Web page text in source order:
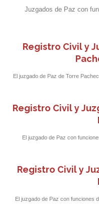
Juzgados de Paz con
Registro Civil y
El juzgado de Paz de Torre
Registro Civil y
El juzgado de Paz con
Registro Civil y
El juzgado de Paz con funciones